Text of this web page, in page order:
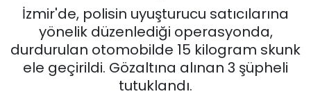
İzmir'de, polisin uyuşturucu satıcılarına
yönelik düzenlediği operasyonda,
durdurulan otomobilde 15 kilogram skunk
ele geçirildi. Gözaltına alınan 3 şüpheli
tutuklandı.
EKONOMİ
English News
Son Dakika Haberleri
Haber Arşivi